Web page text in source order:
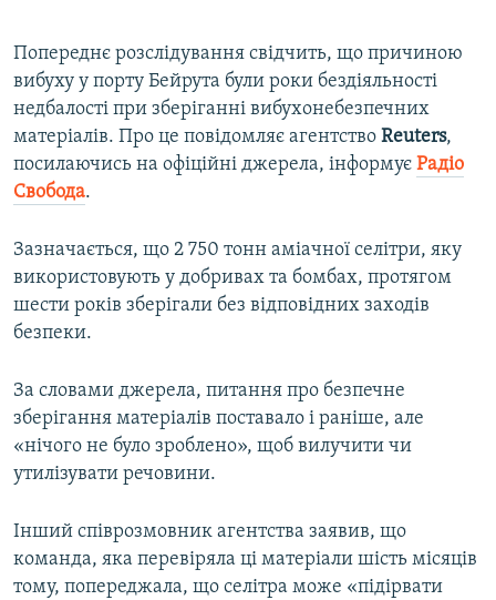
Попереднє розслідування свідчить, що причиною
вибуху у порту Бейрута були роки бездіяльності
недбалості при зберіганні вибухонебезпечних
матеріалів. Про це повідомляє агентство Reuters,
посилаючись на офіційні джерела, інформує Радіо
Свобода.
Зазначається, що 2 750 тонн аміачної селітри, яку
використовують у добривах та бомбах, протягом
шести років зберігали без відповідних заходів
безпеки.
За словами джерела, питання про безпечне
зберігання матеріалів поставало і раніше, але
«нічого не було зроблено», щоб вилучити чи
утилізувати речовини.
Інший співрозмовник агентства заявив, що
команда, яка перевіряла ці матеріали шість місяців
тому, попереджала, що селітра може «підірвати